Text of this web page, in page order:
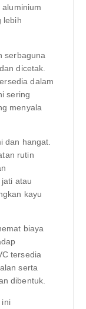
lebih
serbaguna
dicetak.
dalam
sering
menyala
dan hangat.
rutin
atau
kayu
biaya
tersedia
serta
dibentuk.
ini